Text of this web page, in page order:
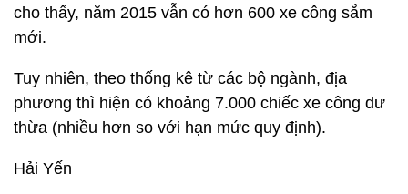
cho thấy, năm 2015 vẫn có hơn 600 xe công sắm
mới.
Tuy nhiên, theo thống kê từ các bộ ngành, địa
phương thì hiện có khoảng 7.000 chiếc xe công dư
thừa (nhiều hơn so với hạn mức quy định).
Hải Yến